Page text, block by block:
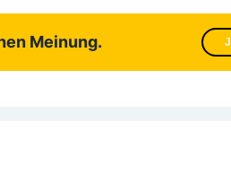
Meinung.